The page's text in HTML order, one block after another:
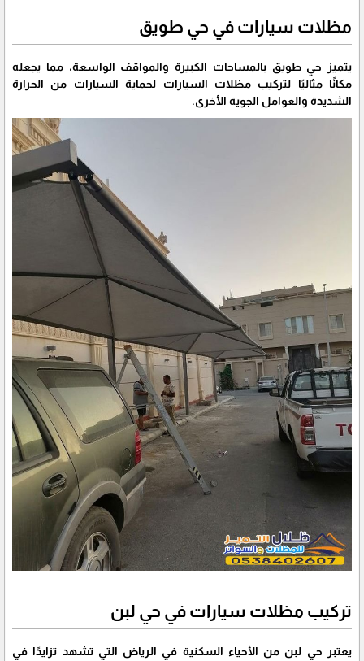
مظلات سيارات في حي طويق
يتميز حي طويق بالمساحات الكبيرة والمواقف الواسعة، مما يجعله
مكانًا مثاليًا لتركيب مظلات السيارات لحماية السيارات من الحرارة
الشديدة والعوامل الجوية الأخرى.
تركيب مظلات سيارات في حي لبن
يعتبر حي لبن من الأحياء السكنية في الرياض التي تشهد تزايدًا في